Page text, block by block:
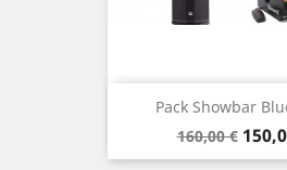
Pack Showbar
Prix
de
160,00 € Prix